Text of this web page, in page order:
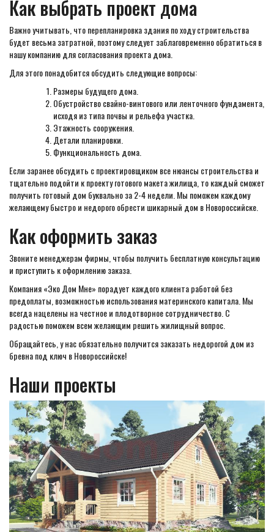
Как выбрать проект дома
Важно учитывать, что перепланировка здания по ходу строительства
будет весьма затратной, поэтому следует заблаговременно обратиться в
нашу компанию для согласования проекта дома.
Для этого понадобится обсудить следующие вопросы:
Размеры будущего дома.
Обустройство свайно-винтового или ленточного фундамента,
исходя из типа почвы и рельефа участка.
Этажность сооружения.
Детали планировки.
Функциональность дома.
Если заранее обсудить с проектировщиком все нюансы строительства и
тщательно подойти к проекту готового макета жилища, то каждый сможет
получить готовый дом буквально за 2-4 недели. Мы поможем каждому
желающему быстро и недорого обрести шикарный дом в Новороссийске.
Как оформить заказ
Звоните менеджерам фирмы, чтобы получить бесплатную консультацию
и приступить к оформлению заказа.
Компания «Эко Дом Мне» порадует каждого клиента работой без
предоплаты, возможностью использования материнского капитала. Мы
всегда нацелены на честное и плодотворное сотрудничество. С
радостью поможем всем желающим решить жилищный вопрос.
Обращайтесь, у нас обязательно получится заказать недорогой дом из
бревна под ключ в Новороссийске!
Наши проекты